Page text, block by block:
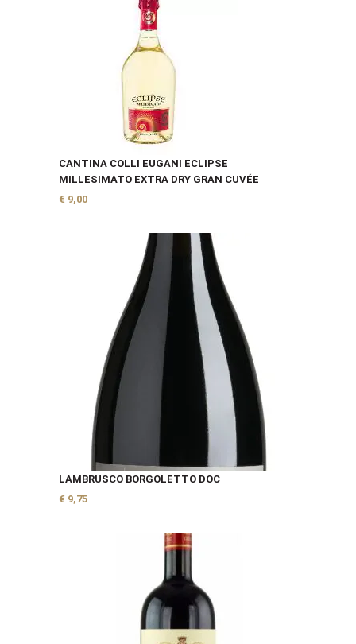
CANTINA COLLI EUGANI ECLIPSE
MILLESIMATO EXTRA DRY GRAN CUVÉE
€ 9,00
LAMBRUSCO BORGOLETTO DOC
€ 9,75